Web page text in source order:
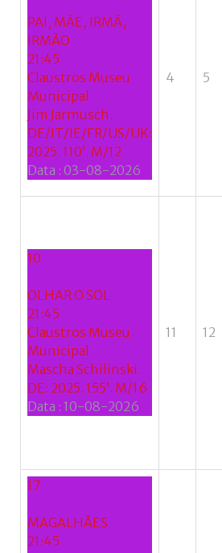
PAI, MÃE, IRMÃ,
IRMÃO
21:45
Claustros Museu
Municipal
Jim Jarmusch.
DE/IT/IE/FR/US/UK:
2025. 110’. M/12
Data : 03-08-2026
4 5
10
OLHAR O SOL
21:45
Claustros Museu
Municipal
Mascha Schilinski.
DE: 2025. 155’. M/16
Data : 10-08-2026
11 12
17
MAGALHÃES
21:45